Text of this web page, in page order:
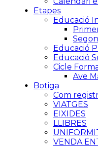
Etapes
Educació
Educació
Educació
Cicle
Ave
Botiga
Com
VIATGES
EIXIDES
LLIBRES
VENDA